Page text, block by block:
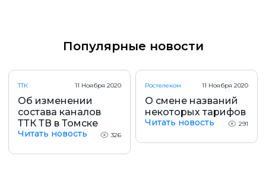
Популярные новости
ТТК 11 Ноября 2020
Об изменении
состава каналов
ТТК ТВ в Томске
Читать новость 326
Ростелеком 11 Ноября 2020
О смене названий
некоторых тарифов
Читать новость 291